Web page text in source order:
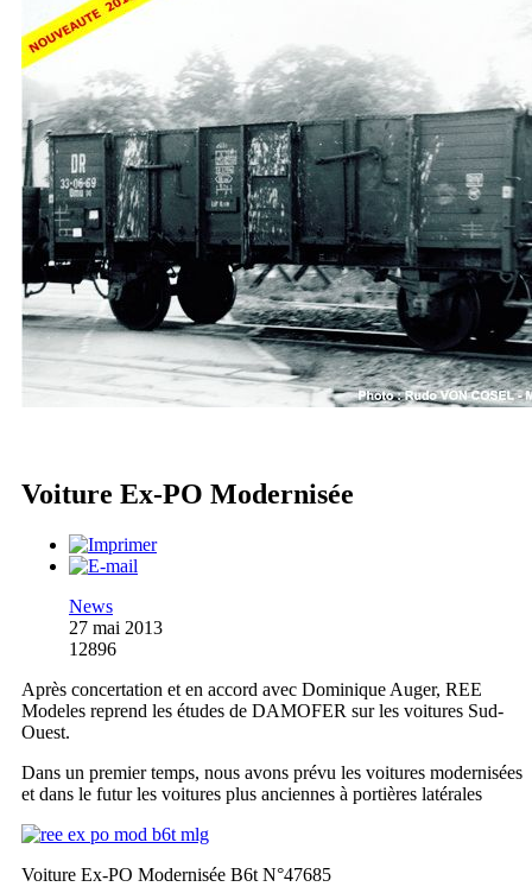
Voiture Ex-PO Modernisée
News
27 mai 2013
12896
Après concertation et en accord avec Dominique Auger, REE
Modeles reprend les études de DAMOFER sur les voitures Sud-
Ouest.
Dans un premier temps, nous avons prévu les voitures modernisées
et dans le futur les voitures plus anciennes à portières latérales
Voiture Ex-PO Modernisée B6t N°47685